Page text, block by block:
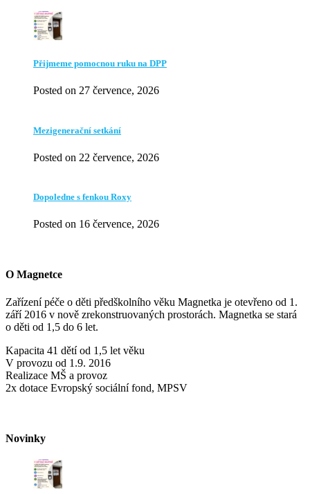
Přijmeme pomocnou ruku na DPP
Posted on 27 července, 2026
Mezigenerační setkání
Posted on 22 července, 2026
Dopoledne s fenkou Roxy
Posted on 16 července, 2026
O Magnetce
Zařízení péče o děti předškolního věku Magnetka je otevřeno od 1.
září 2016 v nově zrekonstruovaných prostorách. Magnetka se stará
o děti od 1,5 do 6 let.
Kapacita 41 dětí od 1,5 let věku
V provozu od 1.9. 2016
Realizace MŠ a provoz
2x dotace Evropský sociální fond, MPSV
Novinky